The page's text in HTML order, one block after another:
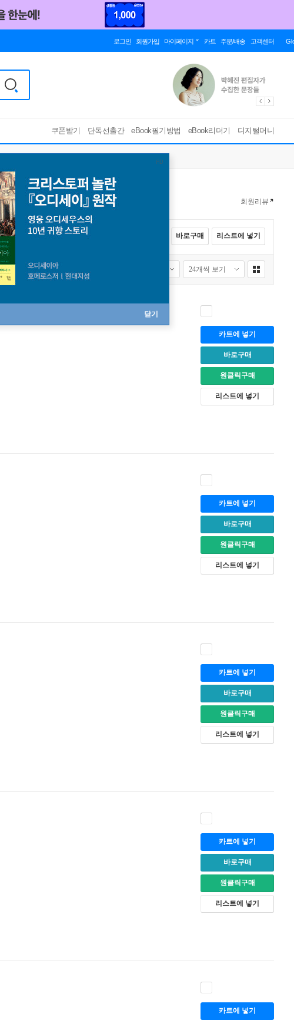
로그인 회원가입 마이페이지 카트 주문/배송 고객센터
쿠폰받기 단독선출간 eBook필기방법 eBook리더기 디지털머니
닫기
회원리뷰
전체선택 바로구매 리스트에 넣기
카트에 넣기
바로구매
원클릭구매
리스트에 넣기
카트에 넣기
바로구매
원클릭구매
리스트에 넣기
카트에 넣기
바로구매
원클릭구매
리스트에 넣기
카트에 넣기
바로구매
원클릭구매
리스트에 넣기
카트에 넣기